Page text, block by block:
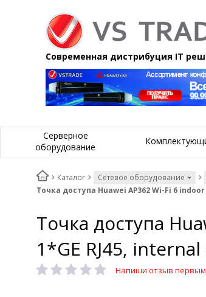
Современная дистрибуция IT
Серверное
оборудование
Каталог Сетевое оборудование
Точка доступа Huawei AP362 Wi-Fi 6
Точка доступа
1*GE RJ45,
Напиши отзыв